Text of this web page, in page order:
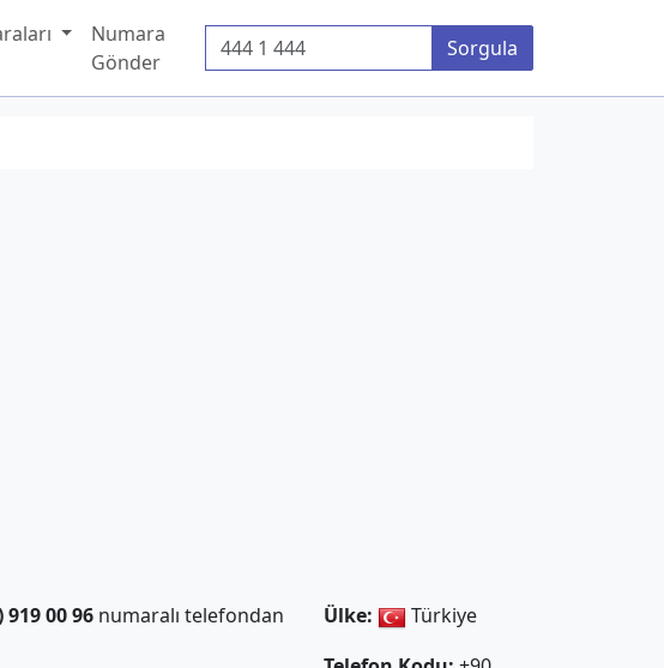
Numara
Gönder
Telefon Numarası Sorgula
919 00 96numaralı telefondan
Ülke:
Türkiye